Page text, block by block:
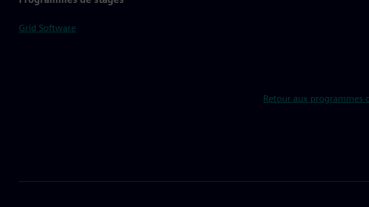
Grid Software
Retour aux programmes